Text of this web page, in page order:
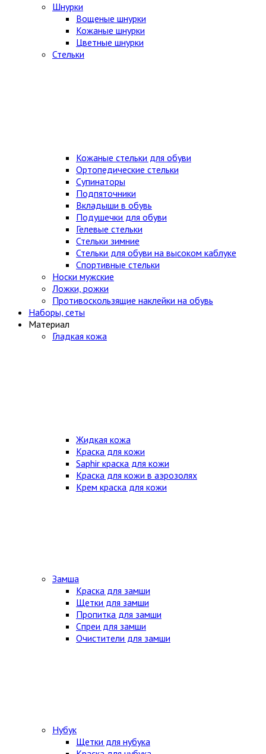
Шнурки
Вощеные шнурки
Кожаные шнурки
Цветные шнурки
Стельки
Кожаные стельки для обуви
Ортопедические стельки
Супинаторы
Подпяточники
Вкладыши в обувь
Подушечки для обуви
Гелевые стельки
Стельки зимние
Стельки для обуви на высоком каблуке
Спортивные стельки
Носки мужские
Ложки, рожки
Противоскользящие наклейки на обувь
Наборы, сеты
Материал
Гладкая кожа
Жидкая кожа
Краска для кожи
Saphir краска для кожи
Краска для кожи в аэрозолях
Крем краска для кожи
Замша
Краска для замши
Щетки для замши
Пропитка для замши
Спреи для замши
Очистители для замши
Нубук
Щетки для нубука